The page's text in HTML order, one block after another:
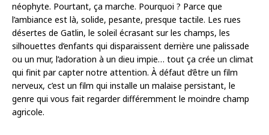
néophyte. Pourtant, ça marche. Pourquoi ? Parce que
l’ambiance est là, solide, pesante, presque tactile. Les rues
désertes de Gatlin, le soleil écrasant sur les champs, les
silhouettes d’enfants qui disparaissent derrière une palissade
ou un mur, l’adoration à un dieu impie… tout ça crée un climat
qui finit par capter notre attention. À défaut d’être un film
nerveux, c’est un film qui installe un malaise persistant, le
genre qui vous fait regarder différemment le moindre champ
agricole.